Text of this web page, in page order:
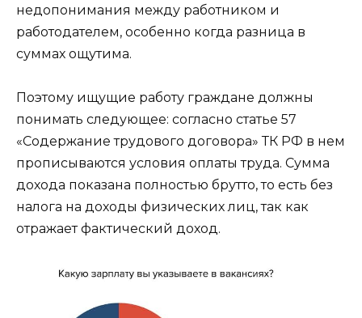
недопонимания между работником и
работодателем, особенно когда разница в
суммах ощутима.
Поэтому ищущие работу граждане должны
понимать следующее: согласно статье 57
«Содержание трудового договора» ТК РФ в нем
прописываются условия оплаты труда. Сумма
дохода показана полностью брутто, то есть без
налога на доходы физических лиц, так как
отражает фактический доход.